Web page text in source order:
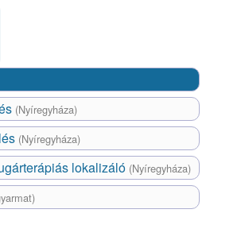
(Nyíregyháza)
(Nyíregyháza)
lokalizáló (Nyíregyháza)